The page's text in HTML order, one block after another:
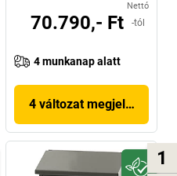
1
Nettó
70.790,- Ft -tól
4 munkanap alatt
4 változat megjelenítése